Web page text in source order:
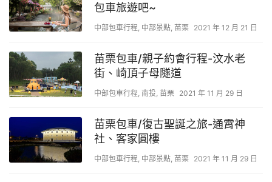
包車旅遊吧~
中部包車行程 中部景點 苗栗 2021 年 12 月 21 日
苗栗包車/親子約會行程-汶水老
街、崎頂子母隧道
中部包車行程 南投 苗栗 2021 年 11 月 29 日
苗栗包車/復古聖誕之旅-通霄神
社、客家圓樓
中部包車行程 中部景點 苗栗 2021 年 11 月 29 日